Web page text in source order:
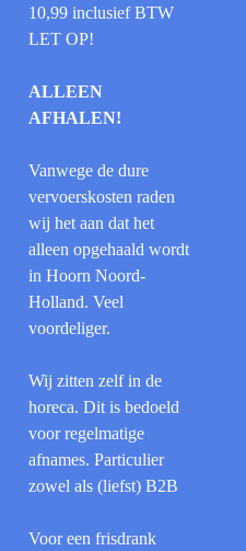
10,99 inclusief BTW
LET OP!
ALLEEN
AFHALEN!
Vanwege de dure
vervoerskosten raden
wij het aan dat het
alleen opgehaald wordt
in Hoorn Noord-
Holland. Veel
voordeliger.
Wij zitten zelf in de
horeca. Dit is bedoeld
voor regelmatige
afnames. Particulier
zowel als (liefst) B2B
Voor een frisdrank